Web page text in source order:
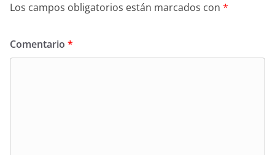
Los campos obligatorios están marcados con *
Comentario *